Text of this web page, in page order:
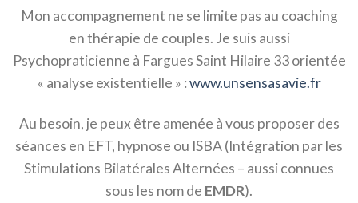
Mon accompagnement ne se limite pas au coaching
en thérapie de couples. Je suis aussi
Psychopraticienne à Fargues Saint Hilaire 33 orientée
« analyse existentielle » :www.unsensasavie.fr
Au besoin, je peux être amenée à vous proposer des
séances en EFT, hypnose ou ISBA (Intégration par les
Stimulations Bilatérales Alternées – aussi connues
sous les nom de EMDR).